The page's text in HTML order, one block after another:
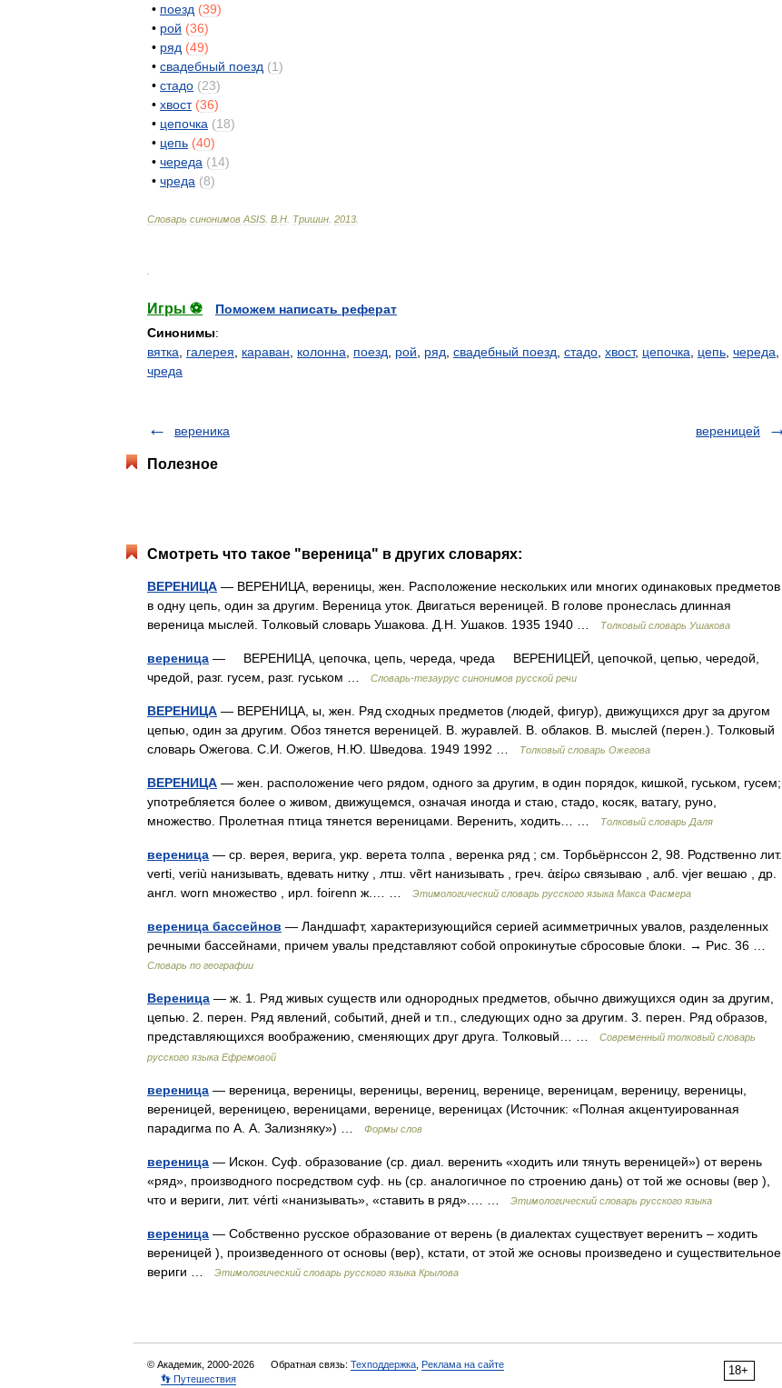
• поезд (39)
• рой (36)
• ряд (49)
• свадебный поезд (1)
• стадо (23)
• хвост (36)
• цепочка (18)
• цепь (40)
• череда (14)
• чреда (8)
Словарь синонимов ASIS В Н Тришин 2013
Игры ⚽
Поможем написать реферат
Синонимы:
вятка
галерея караван колонна поезд рой ряд свадебный поезд стадо хвост, цепочка цепь череда
чреда
вереника вереницей
Полезное
Смотреть что такое "вереница" в других словарях:
ВЕРЕНИЦА — ВЕРЕНИЦА, вереницы, жен. Расположение нескольких или многих одинаковых предметов
в одну цепь, один за другим. Вереница уток. Двигаться вереницей. В голове пронеслась длинная
вереница мыслей. Толковый словарь Ушакова. Д.Н. Ушаков. 1935 1940 …
Толковый словарь Ушакова
вереница — ВЕРЕНИЦА, цепочка, цепь, череда, чреда ВЕРЕНИЦЕЙ, цепочкой, цепью, чередой,
чредой, разг. гусем, разг. гуськом …
Словарь-тезаурус синонимов русской речи
ВЕРЕНИЦА — ВЕРЕНИЦА, ы, жен. Ряд сходных предметов (людей, фигур), движущихся друг за другом
цепью, один за другим. Обоз тянется вереницей. В. журавлей. В. облаков. В. мыслей (перен.). Толковый
словарь Ожегова. С.И. Ожегов, Н.Ю. Шведова. 1949 1992 …
Толковый словарь Ожегова
ВЕРЕНИЦА — жен. расположение чего рядом, одного за другим, в один порядок, кишкой, гуськом, гусем;
употребляется более о живом, движущемся, означая иногда и стаю, стадо, косяк, ватагу, руно,
множество. Пролетная птица тянется вереницами. Веренить, ходить… …
Толковый словарь Даля
вереница — ср. верея, верига, укр. верета толпа , веренка ряд ; см. Торбьёрнссон 2, 98. Родственно лит.
verti, veriù нанизывать, вдевать нитку , лтш. vẽrt нанизывать , греч. ἀείρω связываю , алб. vjer вешаю , др.
англ. worn множество , ирл. foirenn ж.… …
Этимологический словарь русского языка Макса Фасмера
вереница бассейнов — Ландшафт, характеризующийся серией асимметричных увалов, разделенных
речными бассейнами, причем увалы представляют собой опрокинутые сбросовые блоки. → Рис. 36 …
Словарь по географии
Вереница — ж. 1. Ряд живых существ или однородных предметов, обычно движущихся один за другим,
цепью. 2. перен. Ряд явлений, событий, дней и т.п., следующих одно за другим. 3. перен. Ряд образов,
представляющихся воображению, сменяющих друг друга. Толковый… …
Современный толковый словарь
русского языка Ефремовой
вереница — вереница, вереницы, вереницы, верениц, веренице, вереницам, вереницу, вереницы,
вереницей, вереницею, вереницами, веренице, вереницах (Источник: «Полная акцентуированная
парадигма по А. А. Зализняку») …
Формы слов
вереница — Искон. Суф. образование (ср. диал. веренить «ходить или тянуть вереницей») от верень
«ряд», производного посредством суф. нь (ср. аналогичное по строению дань) от той же основы (вер ),
что и вериги, лит. vérti «нанизывать», «ставить в ряд».… …
Этимологический словарь русского языка
вереница — Собственно русское образование от верень (в диалектах существует веренитъ – ходить
вереницей ), произведенного от основы (вер), кстати, от этой же основы произведено и существительное
вериги …
Этимологический словарь русского языка Крылова
18+
© Академик, 2000-2026 Обратная связь: Техподдержка Реклама на сайте
👣 Путешествия